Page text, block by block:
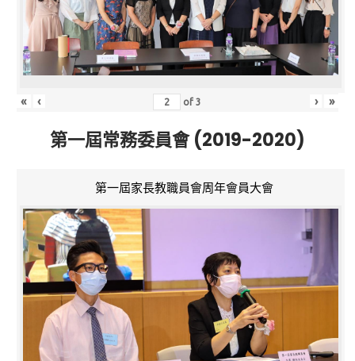
« ‹ of3 › »
第一屆常務委員會 (2019-2020)
第一屆家長教職員會周年會員大會